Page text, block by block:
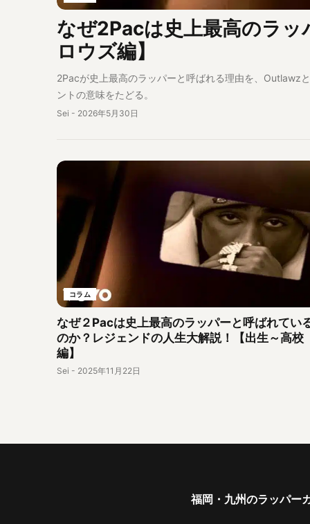
なぜ2Pacは史上最高のラ
ロウズ編】
2Pacが史上最高のラッパーと呼ばれる理由を、Outlawz
ントの意味をたどる。
Sei - 2026年5月30日
コラム
なぜ２Pacは史上最高のラッパーと呼ばれてい
のか？レジェンドの人生大解説！【出生～高校
編】
Sei - 2025年11月22日
福岡・九州のラッパー